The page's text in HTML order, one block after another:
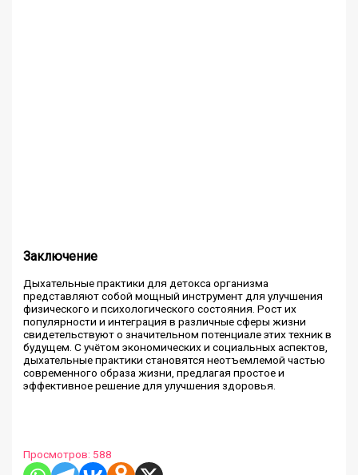
Заключение
Дыхательные практики для детокса организма
представляют собой мощный инструмент для улучшения
физического и психологического состояния. Рост их
популярности и интеграция в различные сферы жизни
свидетельствуют о значительном потенциале этих техник в
будущем. С учётом экономических и социальных аспектов,
дыхательные практики становятся неотъемлемой частью
современного образа жизни, предлагая простое и
эффективное решение для улучшения здоровья.
Просмотров: 588